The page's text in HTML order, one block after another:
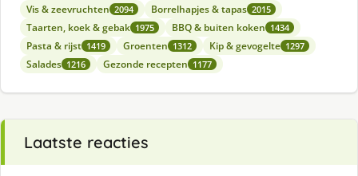
Vis & zeevruchten 2094 Borrelhapjes & tapas 2015
Taarten, koek & gebak 1975 BBQ & buiten koken 1434
Pasta & rijst 1419 Groenten 1312 Kip & gevogelte 1297
Salades 1216 Gezonde recepten 1177
Laatste reacties